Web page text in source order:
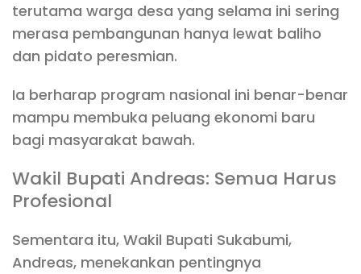
terutama warga desa yang selama ini sering
merasa pembangunan hanya lewat baliho
dan pidato peresmian.
Ia berharap program nasional ini benar-benar
mampu membuka peluang ekonomi baru
bagi masyarakat bawah.
Wakil Bupati Andreas: Semua Harus
Profesional
Sementara itu, Wakil Bupati Sukabumi,
Andreas, menekankan pentingnya